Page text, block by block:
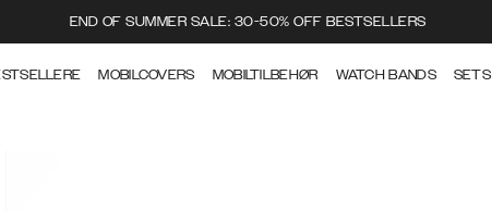
END OF SUMMER SALE: 30-50% OFF BESTSELLERS
MOBILCOVERS MOBILTILBEHØR WATCH BANDS SETS